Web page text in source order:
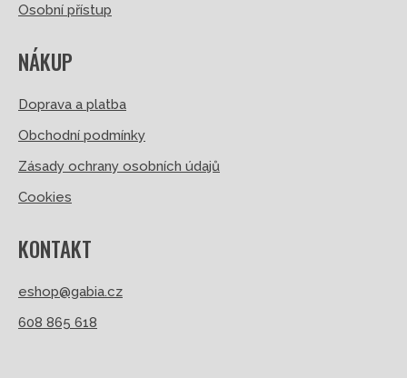
Osobní přístup
NÁKUP
Doprava a platba
Obchodní podmínky
Zásady ochrany osobních údajů
Cookies
KONTAKT
eshop@gabia.cz
608 865 618